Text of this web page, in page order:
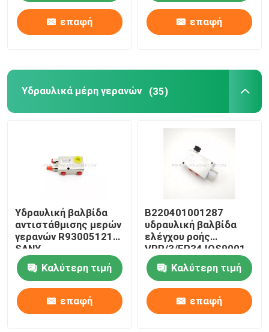
Γύρος εργοστασίων
επαφή
Ζητήστε ένα απόσπασμα
Ανταλλακτικά γερανών
Ηλεκτρικά μέρη γερανών
Υδραυλικά μέρη γερανών
επαφή επαφή
Υδραυλικά μέρη γερανών (35)
Υδραυλική βαλβίδα
αντιστάθμισης μερών
γερανών R930051212
SANY
Καλύτερη τιμή
επαφή
B220401001287
υδραυλική βαλβίδα
ελέγχου ροής
VPR/3/EP34 IOS9001
Καλύτερη τιμή
επαφή